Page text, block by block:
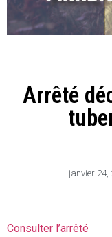
Arrêté
janvier 24,
Consulter l’arrêté